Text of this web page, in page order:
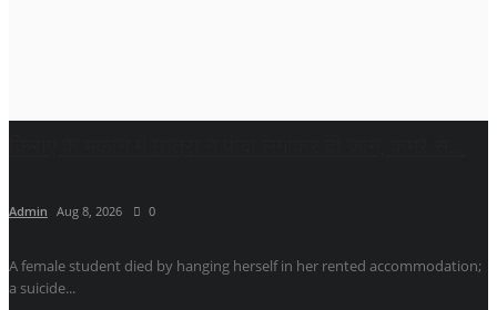
Admin Aug 8, 2026 0
A female student died by hanging herself in her rented accommodation;
a suicide...